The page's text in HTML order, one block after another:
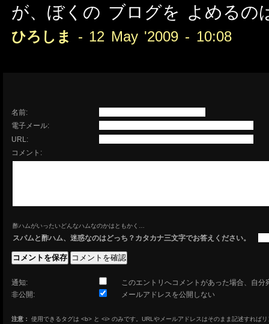
が、ぼくの ブログを よめるの
ひろしま - 12 May '2009 - 10:08
名前:
電子メール:
URL:
コメント:
酢ハムがいったいどんなハムなのかはともかく…
スパムと酢ハム、迷惑なのはどっち？カタカナ三文字でお答えください。
通知:
このエントリへコメントがあった場合、自分
非公開:
メールアドレスを公開しない
注意： 使用できるタグは <b> と <i> のみです。URLやメールアドレスはそのまま記述すれば